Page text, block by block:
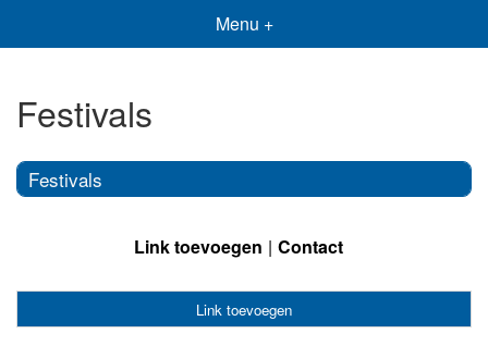
Menu +
Festivals
Festivals
Link toevoegen Contact
Link toevoegen